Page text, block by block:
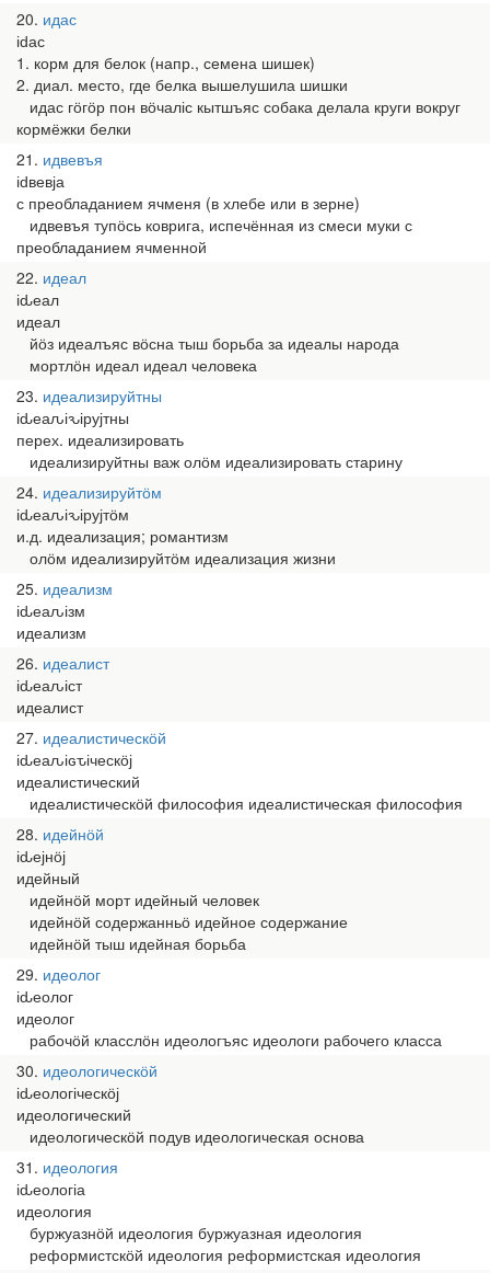
20 идас
іԁас
1. корм для белок (напр., семена шишек)
2. диал. место, где белка вышелушила шишки
идас гӧгӧр пон вӧчаліс кытшъяс собака делала круги вокруг
кормёжки белки
21 идвевъя
іԁвевја
с преобладанием ячменя (в хлебе или в зерне)
идвевъя тупӧсь коврига, испечённая из смеси муки с
преобладанием ячменной
22 идеал
іԃеал
идеал
йӧз идеалъяс вӧсна тыш борьба за идеалы народа
мортлӧн идеал идеал человека
23 идеализируйтны
іԃеаԉіԅірујтны
перех. идеализировать
идеализируйтны важ олӧм идеализировать старину
24 идеализируйтӧм
іԃеаԉіԅірујтӧм
и.д. идеализация; романтизм
олӧм идеализируйтӧм идеализация жизни
25 идеализм
іԃеаԉізм
идеализм
26 идеалист
іԃеаԉіст
идеалист
27 идеалистическӧй
іԃеаԉіԍԏіческӧј
идеалистический
идеалистическӧй философия идеалистическая философия
28 идейнӧй
іԃејнӧј
идейный
идейнӧй морт идейный человек
идейнӧй содержанньӧ идейное содержание
идейнӧй тыш идейная борьба
29 идеолог
іԃеолог
идеолог
рабочӧй класслӧн идеологъяс идеологи рабочего класса
30 идеологическӧй
іԃеологіческӧј
идеологический
идеологическӧй подув идеологическая основа
31 идеология
іԃеологіа
идеология
буржуазнӧй идеология буржуазная идеология
реформистскӧй идеология реформистская идеология